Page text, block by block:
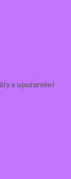
a upozornění